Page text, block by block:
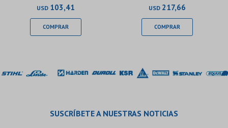
USD 103,41 USD 217,66
SUSCRÍBETE A NUESTRAS NOTICIAS